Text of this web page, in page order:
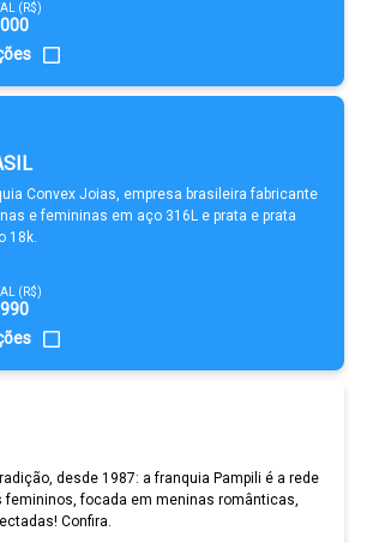
(R$)
Convex Joias, empresa brasileira fabricante
e femininas em aço 316L e prata e prata
18k.
(R$)
desde 1987: a franquia Pampili é a rede
femininos, focada em meninas românticas,
Confira.